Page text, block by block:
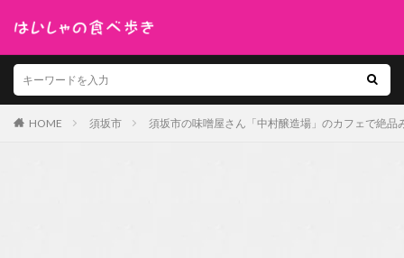
HOME 須坂市 須坂市の味噌屋さん「中村醸造場」のカフェで絶